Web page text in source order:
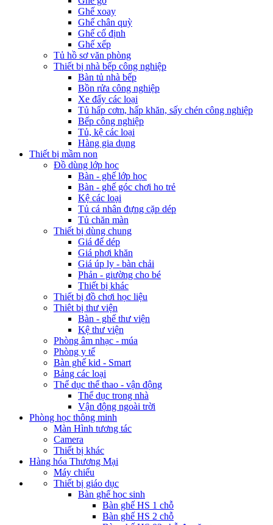
Ghế xoay
Ghế chân quỳ
Ghế cố định
Ghế xếp
Tủ hồ sơ văn phòng
Thiết bị nhà bếp công nghiệp
Bàn tủ nhà bếp
Bồn rửa công nghiệp
Xe đẩy các loại
Tủ hấp cơm, hấp khăn, sấy chén công nghiệp
Bếp công nghiệp
Tủ, kệ các loại
Hàng gia dụng
Thiết bị mầm non
Đồ dùng lớp học
Bàn - ghế lớp học
Bàn - ghế góc chơi ho trẻ
Kệ các loại
Tủ cá nhân đựng cặp dép
Tủ chăn màn
Thiết bị dùng chung
Giá để dép
Giá phơi khăn
Giá úp ly - bàn chải
Phản - giường cho bé
Thiết bị khác
Thiết bị đồ chơi học liệu
Thiêt bị thư viện
Bàn - ghế thư viện
Kệ thư viện
Phòng âm nhạc - múa
Phòng y tế
Bàn ghế kid - Smart
Bảng các loại
Thể dục thể thao - vận động
Thể dục trong nhà
Vận động ngoài trời
Phòng học thông minh
Màn Hình tương tác
Camera
Thiết bị khác
Hàng hóa Thương Mại
Máy chiếu
Thiết bị giáo dục
Bàn ghế học sinh
Bàn ghế HS 1 chỗ
Bàn ghế HS 2 chỗ